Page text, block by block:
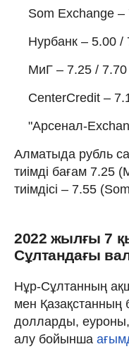
Som Exchange –
Нурбанк – 5.00 /
МиГ – 7.25 / 7.70
CenterCredit –
"Арсенал-
Алматыда рубль
тиімді бағам 7.25
тиімдісі – 7.55
2022 жылғы 7
Сұлтандағы
Нұр-Сұлтанның
мен Қазақстанның
долларды, еуроны,
алу бойынша